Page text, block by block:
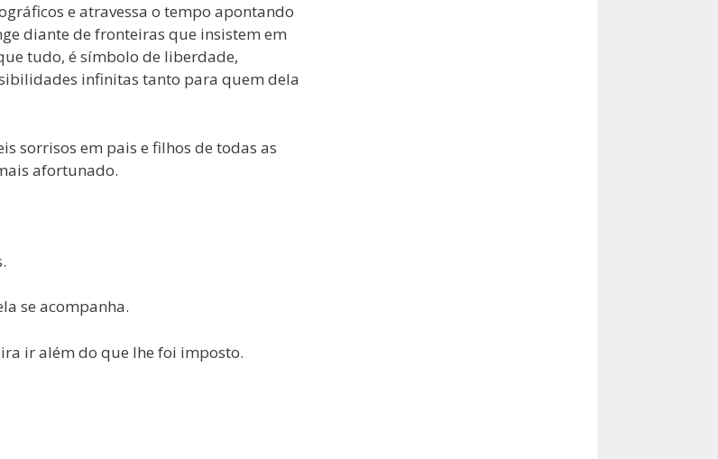
e atravessa o tempo apontando
diante de fronteiras que insistem em
tudo, é símbolo de liberdade,
infinitas tanto para quem dela
sorrisos em pais e filhos de todas as
afortunado.
se acompanha.
ir além do que lhe foi imposto.